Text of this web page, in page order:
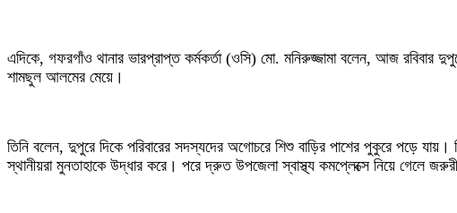
এদিকে, গফরগাঁও থানার ভারপ্রাপ্ত কর্মকর্তা (ওসি) মো. মনিরুজ্জামা বলেন, আজ রবিবার
শামছুল আলমের মেয়ে।
তিনি বলেন, দুপুরে দিকে পরিবারের সদস্যদের অগোচরে শিশু বাড়ির পাশের পুকুরে পড়ে
স্থানীয়রা মুনতাহাকে উদ্ধার করে। পরে দ্রুত উপজেলা স্বাস্থ্য কমপ্লেক্সে নিয়ে গেলে